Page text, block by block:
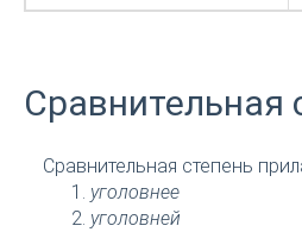
Сравнительная
Сравнительная степень
уголовнее
уголовней